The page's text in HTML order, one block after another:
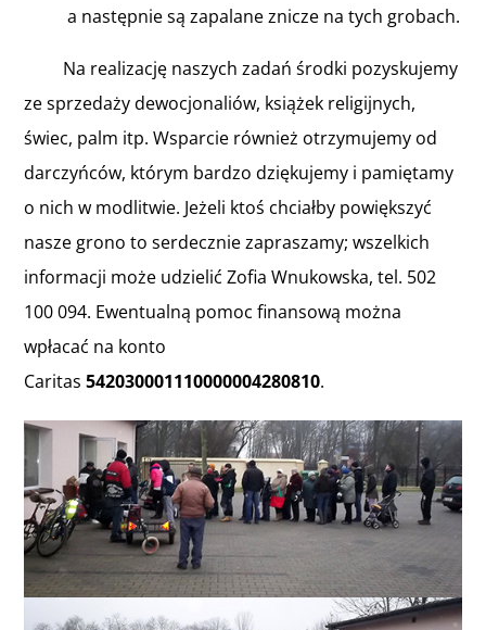
a następnie są zapalane znicze na tych grobach.
Na realizację naszych zadań środki pozyskujemy
ze sprzedaży dewocjonaliów, książek religijnych,
świec, palm itp. Wsparcie również otrzymujemy od
darczyńców, którym bardzo dziękujemy i pamiętamy
o nich w modlitwie. Jeżeli ktoś chciałby powiększyć
nasze grono to serdecznie zapraszamy; wszelkich
informacji może udzielić Zofia Wnukowska, tel. 502
100 094. Ewentualną pomoc finansową można
wpłacać na konto
Caritas542030001110000004280810.